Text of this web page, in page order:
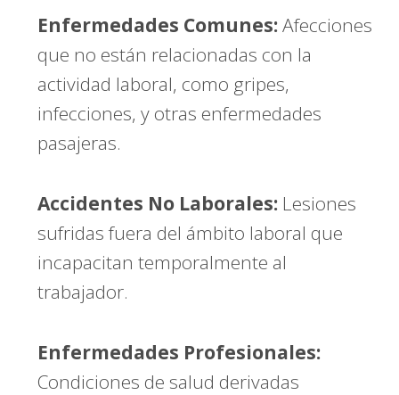
Enfermedades Comunes:Afecciones
que no están relacionadas con la
actividad laboral, como gripes,
infecciones, y otras enfermedades
pasajeras.
Accidentes No Laborales: Lesiones
sufridas fuera del ámbito laboral que
incapacitan temporalmente al
trabajador.
Enfermedades Profesionales:
Condiciones de salud derivadas